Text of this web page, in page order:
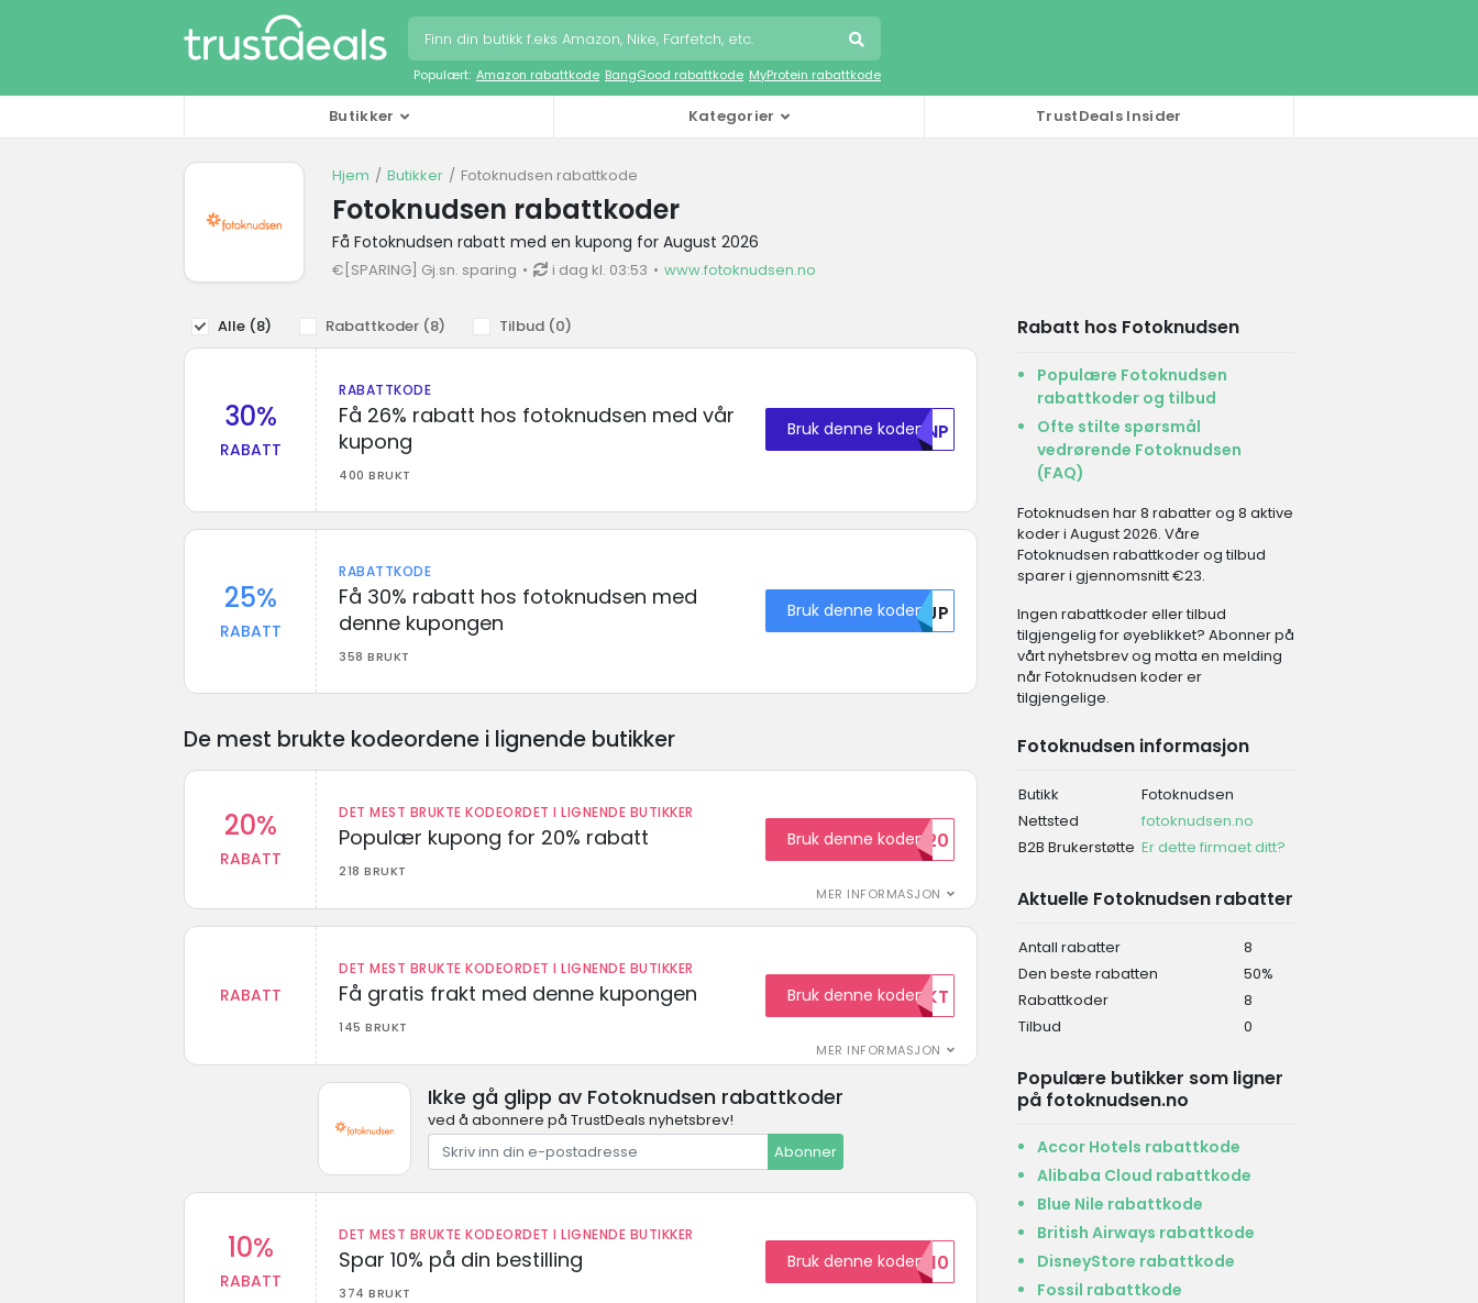
Populært: Amazon rabattkode BangGood rabattkode MyProtein rabattkode
Butikker Kategorier TrustDeals Insider
Hjem Butikker Fotoknudsen rabattkode
Fotoknudsen rabattkoder
Få Fotoknudsen rabatt med en kupong for August 2026
€[SPARING] Gj.sn. sparing i dag kl. 03:53 www.fotoknudsen.no
Alle (8) Rabattkoder (8) Tilbud (0)
30%
RABATT
RABATTKODE
Få 26% rabatt hos fotoknudsen med vår
kupong
400 BRUKT
Bruk denne kodenMDNP
25%
RABATT
RABATTKODE
Få 30% rabatt hos fotoknudsen med
denne kupongen
358 BRUKT
Bruk denne kodenNTJP
De mest brukte kodeordene i lignende butikker
20%
RABATT
DET MEST BRUKTE KODEORDET I LIGNENDE BUTIKKER
Populær kupong for 20% rabatt
218 BRUKT
MER INFORMASJON
Bruk denne koden
RABATT20
RABATT
DET MEST BRUKTE KODEORDET I LIGNENDE BUTIKKER
Få gratis frakt med denne kupongen
145 BRUKT
MER INFORMASJON
Bruk denne koden
GRATISFRAKT
Ikke gå glipp av Fotoknudsen rabattkoder
ved å abonnere på TrustDeals nyhetsbrev!
Abonner
10%
RABATT
DET MEST BRUKTE KODEORDET I LIGNENDE BUTIKKER
Spar 10% på din bestilling
374 BRUKT
Bruk denne koden
HELLO10
Rabatt hos Fotoknudsen
Populære Fotoknudsen
rabattkoder og tilbud
Ofte stilte spørsmål
vedrørende Fotoknudsen
(FAQ)
Fotoknudsen har 8 rabatter og 8 aktive
koder i August 2026. Våre
Fotoknudsen rabattkoder og tilbud
sparer i gjennomsnitt €23.
Ingen rabattkoder eller tilbud
tilgjengelig for øyeblikket? Abonner på
vårt nyhetsbrev og motta en melding
når Fotoknudsen koder er
tilgjengelige.
Fotoknudsen informasjon
Butikk
Fotoknudsen
Nettsted
fotoknudsen.no
B2B Brukerstøtte Er dette firmaet ditt?
Aktuelle Fotoknudsen rabatter
Antall rabatter
8
Den beste rabatten
50%
Rabattkoder
8
Tilbud
0
Populære butikker som ligner
på fotoknudsen.no
Accor Hotels rabattkode
Alibaba Cloud rabattkode
Blue Nile rabattkode
British Airways rabattkode
DisneyStore rabattkode
Fossil rabattkode